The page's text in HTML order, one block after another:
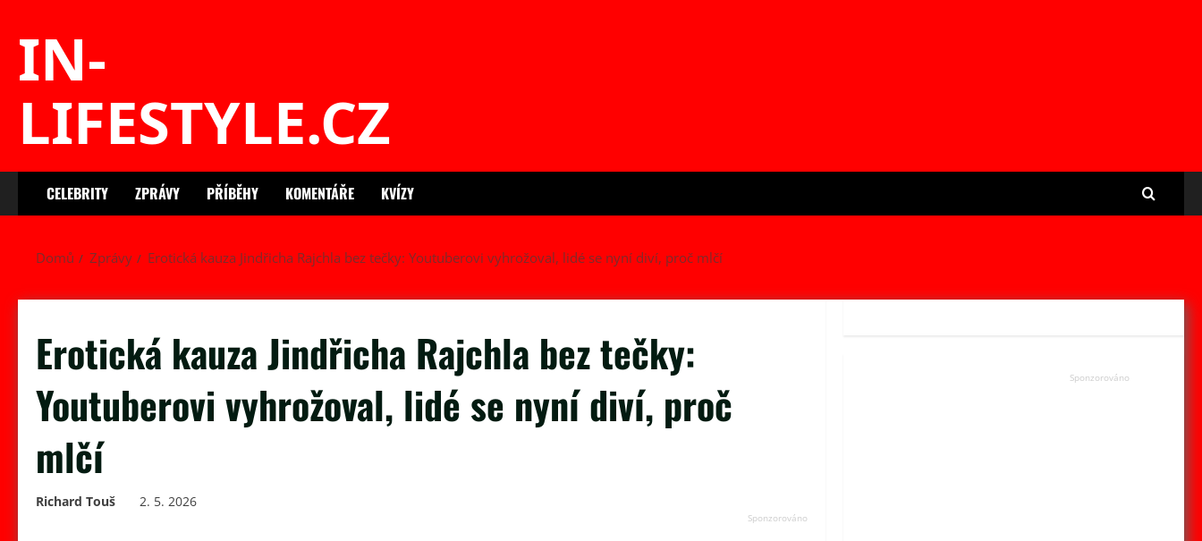
IN-
LIFESTYLE.CZ
CELEBRITY ZPRÁVY PŘÍBĚHY KOMENTÁŘE KVÍZY
Domů Zprávy Erotická kauza Jindřicha Rajchla bez tečky: Youtuberovi vyhrožoval, lidé se nyní diví, proč mlčí
Erotická kauza Jindřicha Rajchla bez tečky:
Youtuberovi vyhrožoval, lidé se nyní diví, proč
mlčí
Richard Touš 2. 5. 2026